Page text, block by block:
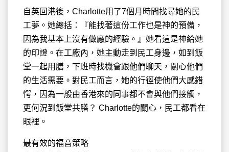
自英回港後，Charlotte用了7個月時間找尋她的民
工夢。她總括：『能找著這份工作也是神的預備，
因為我基本上沒有做廠的經驗。』她看這是神給她
的印證。在工廠內，她主動走到民工身邊，如到飯
堂一起用膳，下班時找機會跟他們聊天，關心他們
的生活需要。對民工而言，她的行徑使他們大感錯
愕，因為一般由香港來的同事都不會與他們接觸，
更何況到飯堂共膳？ Charlotte的關心，民工都看在
眼裡。
最有效的福音策略